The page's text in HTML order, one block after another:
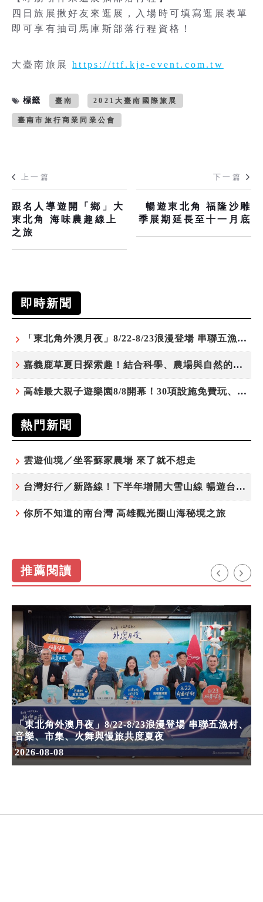
四日旅展揪好友來逛展，入場時可填寫逛展表單
即可享有抽司馬庫斯部落行程資格！
大臺南旅展https://ttf.kje-event.com.tw
標籤 臺南 2021大臺南國際旅展
臺南市旅行商業同業公會
上一篇
跟名人導遊開「鄉」大
東北角 海味農趣線上
之旅
下一篇
暢遊東北角 福隆沙雕
季展期延長至十一月底
即時新聞
「東北角外澳月夜」8/22-8/23浪漫登場 串聯五漁村、音樂、市集、火舞與慢旅共度夏夜
嘉義鹿草夏日探索趣！結合科學、農場與自然的親子小旅行
高雄最大親子遊樂園8/8開幕！30項設施免費玩、YOYO家族嗨翻暑假
熱門新聞
雲遊仙境／坐客蘇家農場 來了就不想走
台灣好行／新路線！下半年增開大雪山線 暢遊台中更便利
你所不知道的南台灣 高雄觀光圈山海秘境之旅
推薦閱讀
「東北角外澳月夜」8/22-8/23浪漫登場 串聯五漁村、
音樂、市集、火舞與慢旅共度夏夜
2026-08-08